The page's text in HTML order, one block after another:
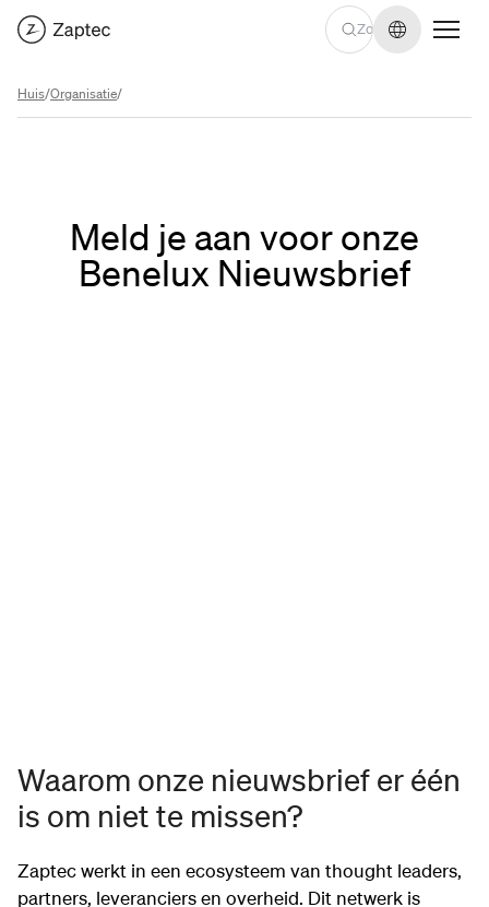
Taal
Huis/Organisatie/
Meld je aan voor onze
Benelux Nieuwsbrief
Waarom onze nieuwsbrief er één
is om niet te missen?
Zaptec werkt in een ecosysteem van thought leaders,
partners, leveranciers en overheid. Dit netwerk is